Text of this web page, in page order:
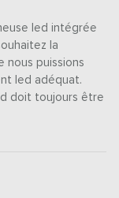
led intégrée
la
nous puissions
led adéquat.
doit toujours être